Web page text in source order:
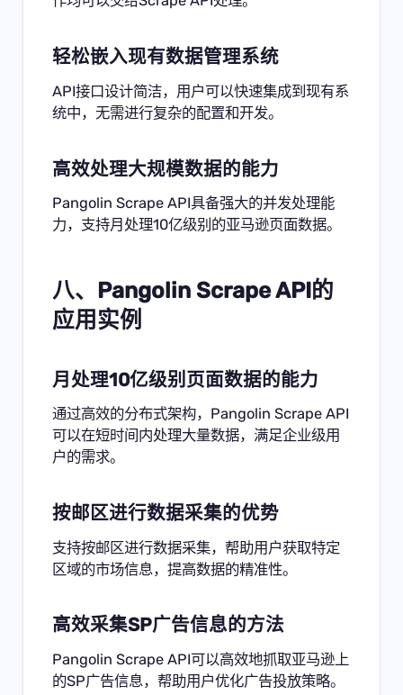
轻松嵌入现有数据管理系统
API接口设计简洁，用户可以快速集成到现有系
统中，无需进行复杂的配置和开发。
高效处理大规模数据的能力
Pangolin Scrape API具备强大的并发处理能
力，支持月处理10亿级别的亚马逊页面数据。
八、Pangolin Scrape API的
应用实例
月处理10亿级别页面数据的能力
通过高效的分布式架构，Pangolin Scrape API
可以在短时间内处理大量数据，满足企业级用
户的需求。
按邮区进行数据采集的优势
支持按邮区进行数据采集，帮助用户获取特定
区域的市场信息，提高数据的精准性。
高效采集SP广告信息的方法
Pangolin Scrape API可以高效地抓取亚马逊上
的SP广告信息，帮助用户优化广告投放策略。